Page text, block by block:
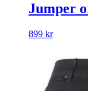
Jumper
899 kr